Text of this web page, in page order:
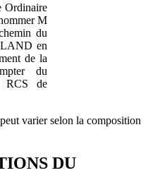
Ordinaire
M
du
en
de la
du
RCS de
varier selon la composition
DU